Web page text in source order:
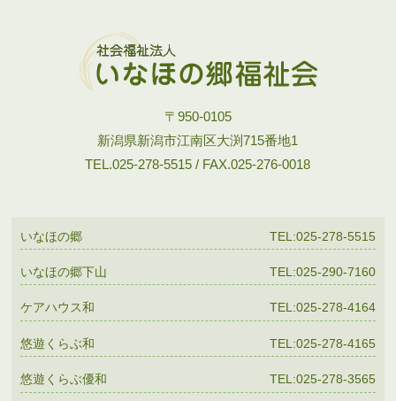
〒950-0105
新潟県新潟市江南区大渕715番地1
TEL.025-278-5515 / FAX.025-276-0018
いなほの郷 TEL:025-278-5515
いなほの郷下山 TEL:025-290-7160
ケアハウス和 TEL:025-278-4164
悠遊くらぶ和 TEL:025-278-4165
悠遊くらぶ優和 TEL:025-278-3565